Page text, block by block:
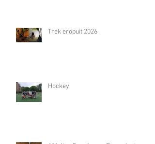
Trek eropuit 2026
Hockey